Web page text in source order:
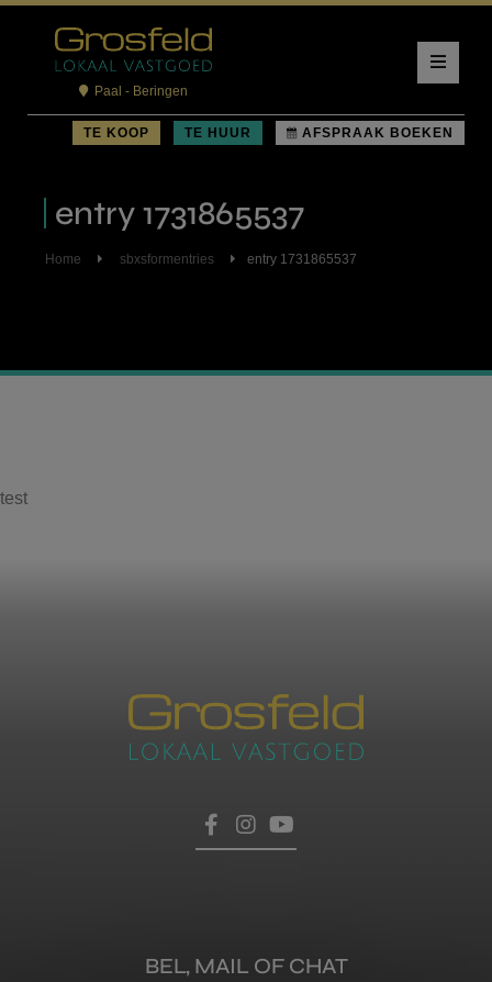
Contacteer ons
Laat hier uw gegevens achter, dan nemen wij zo
Paal - Beringen
TE KOOP TE HUUR AFSPRAAK BOEKEN
HOME
VERKOPEN
entry 1731865537
Home sbxsformentries entry 1731865537
test
BEL, MAIL OF CHAT